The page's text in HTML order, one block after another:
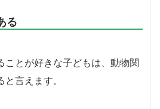
る
ことが好きな子どもは、動物関
言えます。